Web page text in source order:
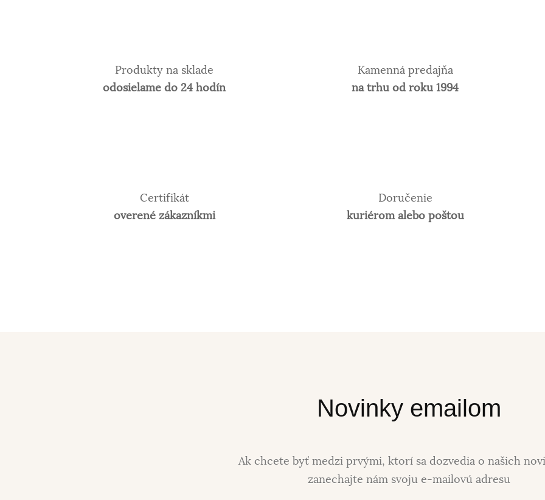
Produkty na sklade
odosielame do 24 hodín
Kamenná predajňa
na trhu od roku 1994
Certifikát
overené zákazníkmi
Doručenie
kuriérom alebo poštou
Novinky emailom
Ak chcete byť medzi prvými, ktorí sa dozvedia o našich
zanechajte nám svoju e-mailovú adresu